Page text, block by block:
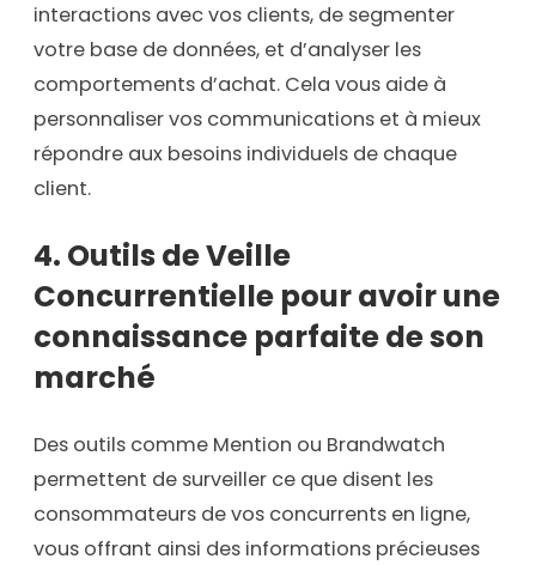
interactions avec vos clients, de segmenter
votre base de données, et d’analyser les
comportements d’achat. Cela vous aide à
personnaliser vos communications et à mieux
répondre aux besoins individuels de chaque
client.
4. Outils de Veille
Concurrentielle pour avoir une
connaissance parfaite de son
marché
Des outils comme Mention ou Brandwatch
permettent de surveiller ce que disent les
consommateurs de vos concurrents en ligne,
vous offrant ainsi des informations précieuses